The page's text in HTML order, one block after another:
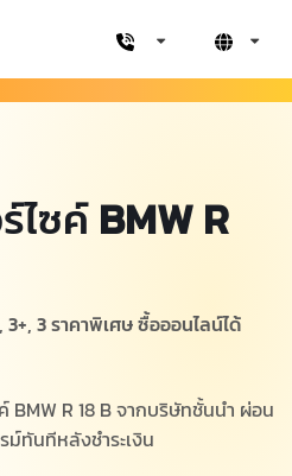
ไซค์BMW R
3+, 3 ราคาพิเศษ ซื้อออนไลน์ได้
BMW R 18 B จากบริษัทชั้นนำ ผ่อน
ม์ทันทีหลังชำระเงิน